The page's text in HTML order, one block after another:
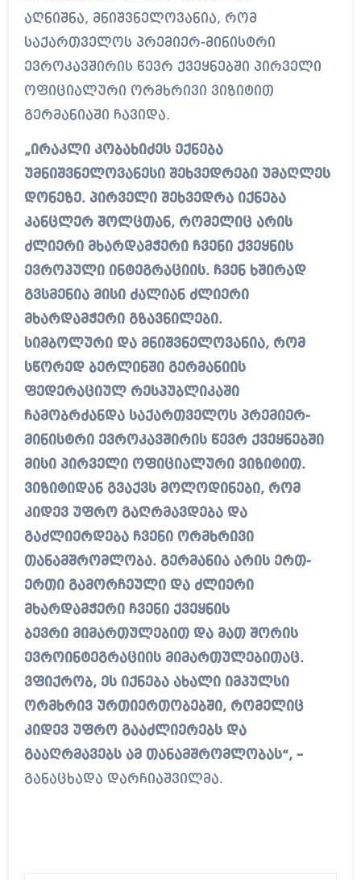
აღნიშნა, მნიშვნელოვანია, რომ
საქართველოს პრემიერ-მინისტრი
ევროკავშირის წევრ ქვეყნებში პირველი
ოფიციალური ორმხრივი ვიზიტით
გერმანიაში ჩავიდა.
„ირაკლი კობახიძეს ექნება
უმნიშვნელოვანესი შეხვედრები უმაღლეს
დონეზე. პირველი შეხვედრა იქნება
კანცლერ შოლცთან, რომელიც არის
ძლიერი მხარდამჭერი ჩვენი ქვეყნის
ევროპული ინტეგრაციის. ჩვენ ხშირად
გვსმენია მისი ძალიან ძლიერი
მხარდამჭერი გზავნილები.
სიმბოლური და მნიშვნელოვანია, რომ
სწორედ ბერლინში გერმანიის
ფედერაციულ რესპუბლიკაში
ჩამობრძანდა საქართველოს პრემიერ-
მინისტრი ევროკავშირის წევრ ქვეყნებში
მისი პირველი ოფიციალური ვიზიტით.
ვიზიტიდან გვაქვს მოლოდინები, რომ
კიდევ უფრო გაღრმავდება და
გაძლიერდება ჩვენი ორმხრივი
თანამშრომლობა. გერმანია არის ერთ-
ერთი გამორჩეული და ძლიერი
მხარდამჭერი ჩვენი ქვეყნის
ბევრი მიმართულებით და მათ შორის
ევროინტეგრაციის მიმართულებითაც.
ვფიქრობ, ეს იქნება ახალი იმპულსი
ორმხრივ ურთიერთობებში, რომელიც
კიდევ უფრო გააძლიერებს და
გააღრმავებს ამ თანამშრომლობას“, –
განაცხადა დარჩიაშვილმა.